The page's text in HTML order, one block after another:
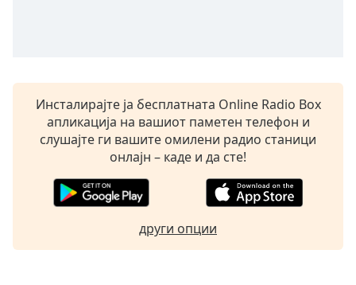
settings
dialog
subtitles
off,
in-
Инсталирајте ја бесплатната Online Radio Box
апликација на вашиот паметен телефон и
слушајте ги вашите омилени радио станици
онлајн – каде и да сте!
други опции